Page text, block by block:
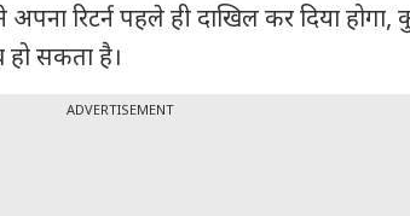
रिटर्न पहले ही दाखिल कर दिया
हो सकता है।
ADVERTISEMENT